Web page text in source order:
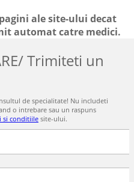
ale site-ului decat
automat catre medici.
Trimiteti un
de specialitate! Nu includeti
o intrebare sau un raspuns
si conditiile site-ului.